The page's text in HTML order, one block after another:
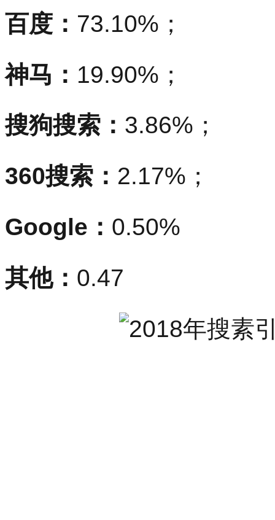
百度： 73.10%；
神马： 19.90%；
搜狗搜索： 3.86%；
360搜索： 2.17%；
Google： 0.50%
其他： 0.47